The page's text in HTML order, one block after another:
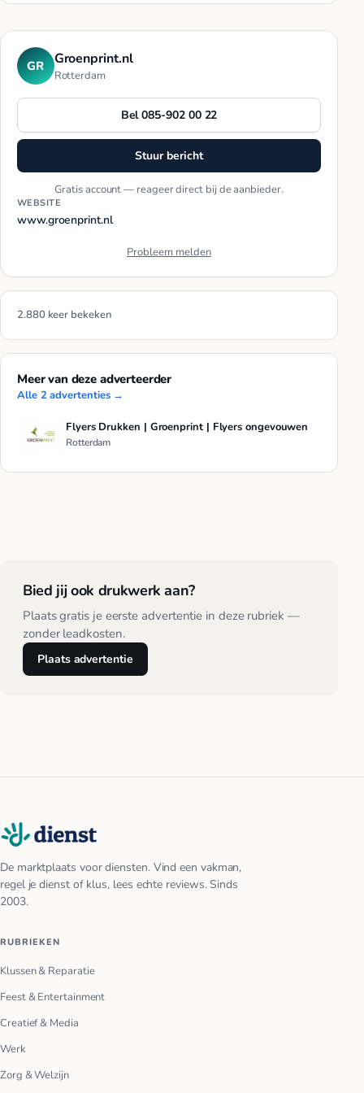
GR Groenprint.nl
Rotterdam
Bel 085-902 00 22
Stuur bericht
Gratis account — reageer direct bij de aanbieder.
WEBSITE
www.groenprint.nl
Probleem melden
2.880 keer bekeken
Meer van deze adverteerder
Alle 2 advertenties →
Flyers Drukken | Groenprint | Flyers ongevouwen
Rotterdam
Bied jij ook drukwerk aan?
Plaats gratis je eerste advertentie in deze rubriek —
zonder leadkosten.
Plaats advertentie
De marktplaats voor diensten. Vind een vakman,
regel je dienst of klus, lees echte reviews. Sinds
2003.
RUBRIEKEN
Klussen & Reparatie
Feest & Entertainment
Creatief & Media
Werk
Zorg & Welzijn